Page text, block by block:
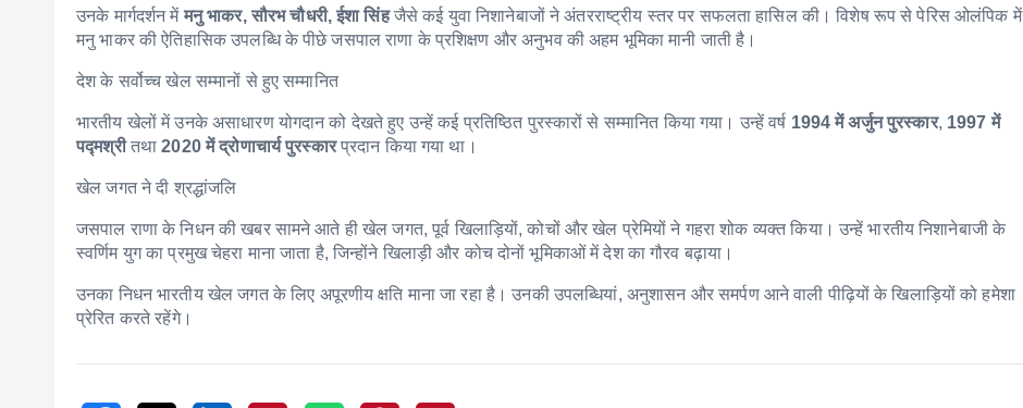
उनके मार्गदर्शन मेंमनु भाकर, सौरभ चौधरी, ईशा सिंहजैसे कई युवा निशानेबाजों ने अंतरराष्ट्रीय स्तर पर सफलता हासिल की। विशेष रूप से पेरिस ओलंपिक में
मनु भाकर की ऐतिहासिक उपलब्धि के पीछे जसपाल राणा के प्रशिक्षण और अनुभव की अहम भूमिका मानी जाती है।
देश के सर्वोच्च खेल सम्मानों से हुए सम्मानित
भारतीय खेलों में उनके असाधारण योगदान को देखते हुए उन्हें कई प्रतिष्ठित पुरस्कारों से सम्मानित किया गया। उन्हें वर्ष 1994 में अर्जुन पुरस्कार, 1997 में
पद्मश्रीतथा2020 में द्रोणाचार्य पुरस्कारप्रदान किया गया था।
खेल जगत ने दी श्रद्धांजलि
जसपाल राणा के निधन की खबर सामने आते ही खेल जगत, पूर्व खिलाड़ियों, कोचों और खेल प्रेमियों ने गहरा शोक व्यक्त किया। उन्हें भारतीय निशानेबाजी के
स्वर्णिम युग का प्रमुख चेहरा माना जाता है, जिन्होंने खिलाड़ी और कोच दोनों भूमिकाओं में देश का गौरव बढ़ाया।
उनका निधन भारतीय खेल जगत के लिए अपूरणीय क्षति माना जा रहा है। उनकी उपलब्धियां, अनुशासन और समर्पण आने वाली पीढ़ियों के खिलाड़ियों को हमेशा
प्रेरित करते रहेंगे।